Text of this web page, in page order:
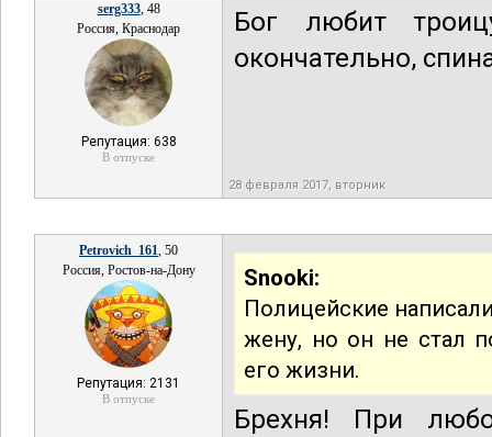
serg333, 48
Россия, Краснодар
Репутация: 638
В отпуске
Бог любит
окончательно,
28 февраля 2017, вторник
Petrovich_161, 50
Россия, Ростов-на-Дону
Репутация: 2131
В отпуске
Snooki:
Полицейские
жену, но он не стал
его жизни.
Брехня! При